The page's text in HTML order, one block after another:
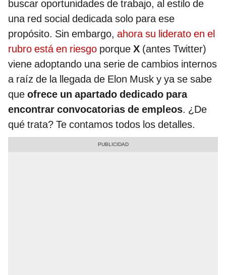
buscar oportunidades de trabajo, al estilo de
una red social dedicada solo para ese
propósito. Sin embargo, ahora su liderato en el
rubro está en riesgo porque X (antes Twitter)
viene adoptando una serie de cambios internos
a raíz de la llegada de Elon Musk y ya se sabe
que ofrece un apartado dedicado para
encontrar convocatorias de empleos. ¿De
qué trata? Te contamos todos los detalles.